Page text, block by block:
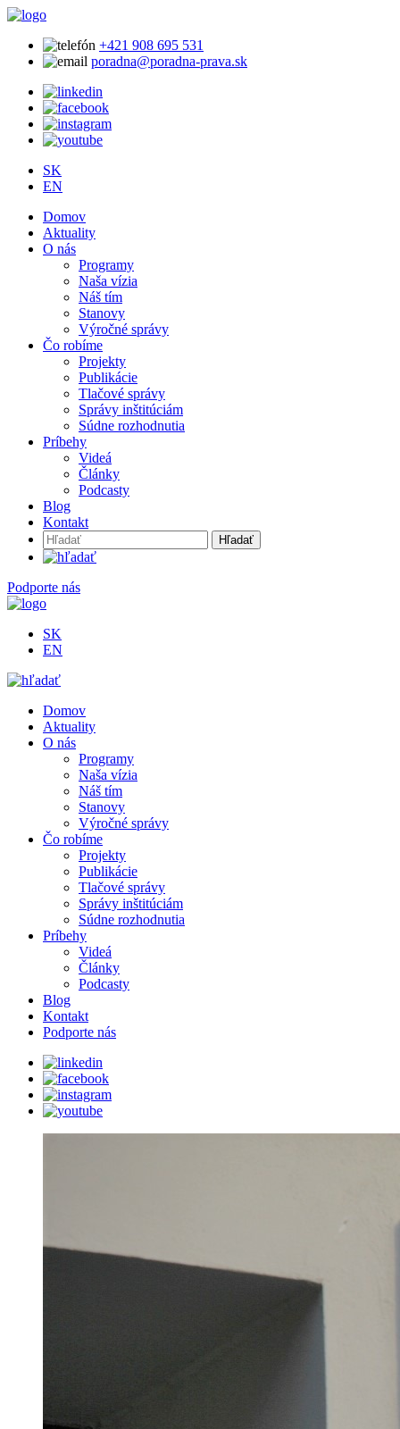
+421 908 695 531
poradna@poradna-prava.sk
SK
EN
Domov
Aktuality
O nás
Programy
Naša vízia
Náš tím
Stanovy
Výročné správy
Čo robíme
Projekty
Publikácie
Tlačové správy
Správy inštitúciám
Súdne rozhodnutia
Príbehy
Videá
Články
Podcasty
Blog
Kontakt
Hľadať:
Podporte nás
SK
EN
Domov
Aktuality
O nás
Programy
Naša vízia
Náš tím
Stanovy
Výročné správy
Čo robíme
Projekty
Publikácie
Tlačové správy
Správy inštitúciám
Súdne rozhodnutia
Príbehy
Videá
Články
Podcasty
Blog
Kontakt
Podporte nás